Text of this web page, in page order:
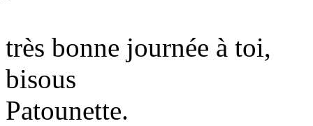
très bonne journée à toi,
bisous
Patounette.